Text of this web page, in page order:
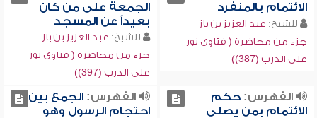
الائتمام بالمنفرد
للشيخ: عبد العزيز بن باز
جزء من محاضرة ( فتاوى نور
على الدرب (387))
الجمعة على من كان
بعيداً عن المسجد
للشيخ: عبد العزيز بن باز
جزء من محاضرة ( فتاوى نور
على الدرب (397))
الفهرس:حكم
الائتمام بمن يصلي
الفهرس:الجمع بين
احتجام الرسول وهو